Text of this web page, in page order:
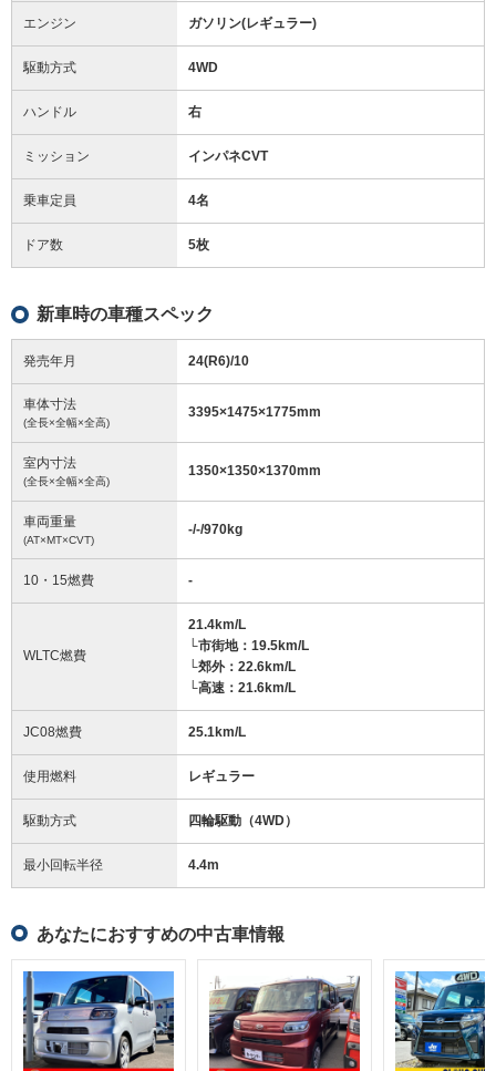
エンジン ガソリン(レギュラー)
駆動方式 4WD
ハンドル 右
ミッション インパネCVT
乗車定員 4名
ドア数 5枚
新車時の車種スペック
発売年月 24(R6)/10
車体寸法
(全長×全幅×全高)
3395×1475×1775mm
室内寸法
(全長×全幅×全高)
1350×1350×1370mm
車両重量
(AT×MT×CVT)
-/-/970kg
10・15燃費 -
WLTC燃費
21.4km/L
└市街地：19.5km/L
└郊外：22.6km/L
└高速：21.6km/L
JC08燃費 25.1km/L
使用燃料 レギュラー
駆動方式 四輪駆動（4WD）
最小回転半径 4.4m
あなたにおすすめの中古車情報